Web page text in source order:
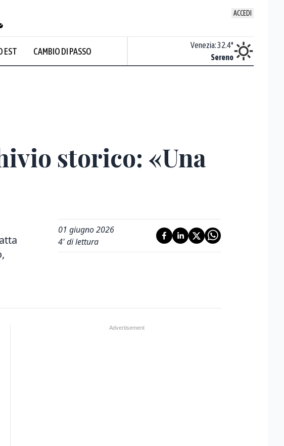
ACCEDI
EST CAMBIO DI PASSO
Nuvoloso
Venezia:32.4°
Sereno
storico: «Una
01 giugno 2026
4' di lettura